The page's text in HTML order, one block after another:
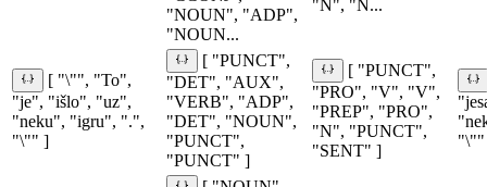
"NOUN", "ADP",
"NOUN...
"N", "N...
[ "\"", "To",
"je", "išlo", "uz",
"neku", "igru", ".",
"\"" ]
[ "PUNCT",
"DET", "AUX",
"VERB", "ADP",
"DET", "NOUN",
"PUNCT",
"PUNCT" ]
[ "PUNCT",
"PRO", "V", "V",
"PREP", "PRO",
"N", "PUNCT",
"SENT" ]
"\""